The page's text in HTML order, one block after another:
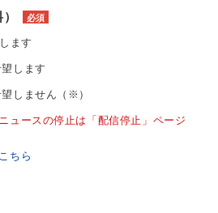
必須
ます
します
しません（※）
ュースの停止は「配信停止」ページ
ちら